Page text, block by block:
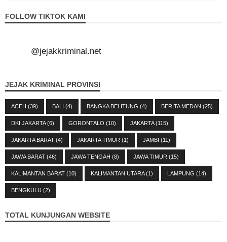
FOLLOW TIKTOK KAMI
@jejakkriminal.net
JEJAK KRIMINAL PROVINSI
ACEH (39) BALI (4) BANGKA BELITUNG (4) BERITA MEDAN (25)
DKI JAKARTA(6) GORONTALO (10) JAKARTA(115)
JAKARTA BARAT (4) JAKARTA TIMUR (1) JAMBI (11)
JAWA BARAT (46) JAWA TENGAH (8) JAWA TIMUR (15)
KALIMANTAN BARAT (10) KALIMANTAN UTARA(1) LAMPUNG (14)
BENGKULU (2)
TOTAL KUNJUNGAN WEBSITE